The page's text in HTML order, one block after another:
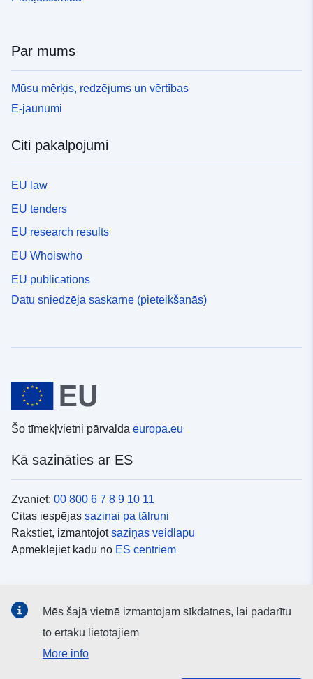
Par mums
Mūsu mērķis, redzējums un vērtības
E-jaunumi
Citi pakalpojumi
EU law
EU tenders
EU research results
EU Whoiswho
EU publications
Datu sniedzēja saskarne (pieteikšanās)
Šo tīmekļvietni pārvalda europa.eu
Kā sazināties ar ES
Zvaniet: 00 800 6 7 8 9 10 11
Citas iespējas saziņai pa tālruni
Rakstiet, izmantojotsaziņas veidlapu
Apmeklējiet kādu no ES centriem
ES kontisociālajos medijos
Mēs šajā vietnē izmantojam sīkdatnes, lai padarītu
to ērtāku lietotājiem
More info